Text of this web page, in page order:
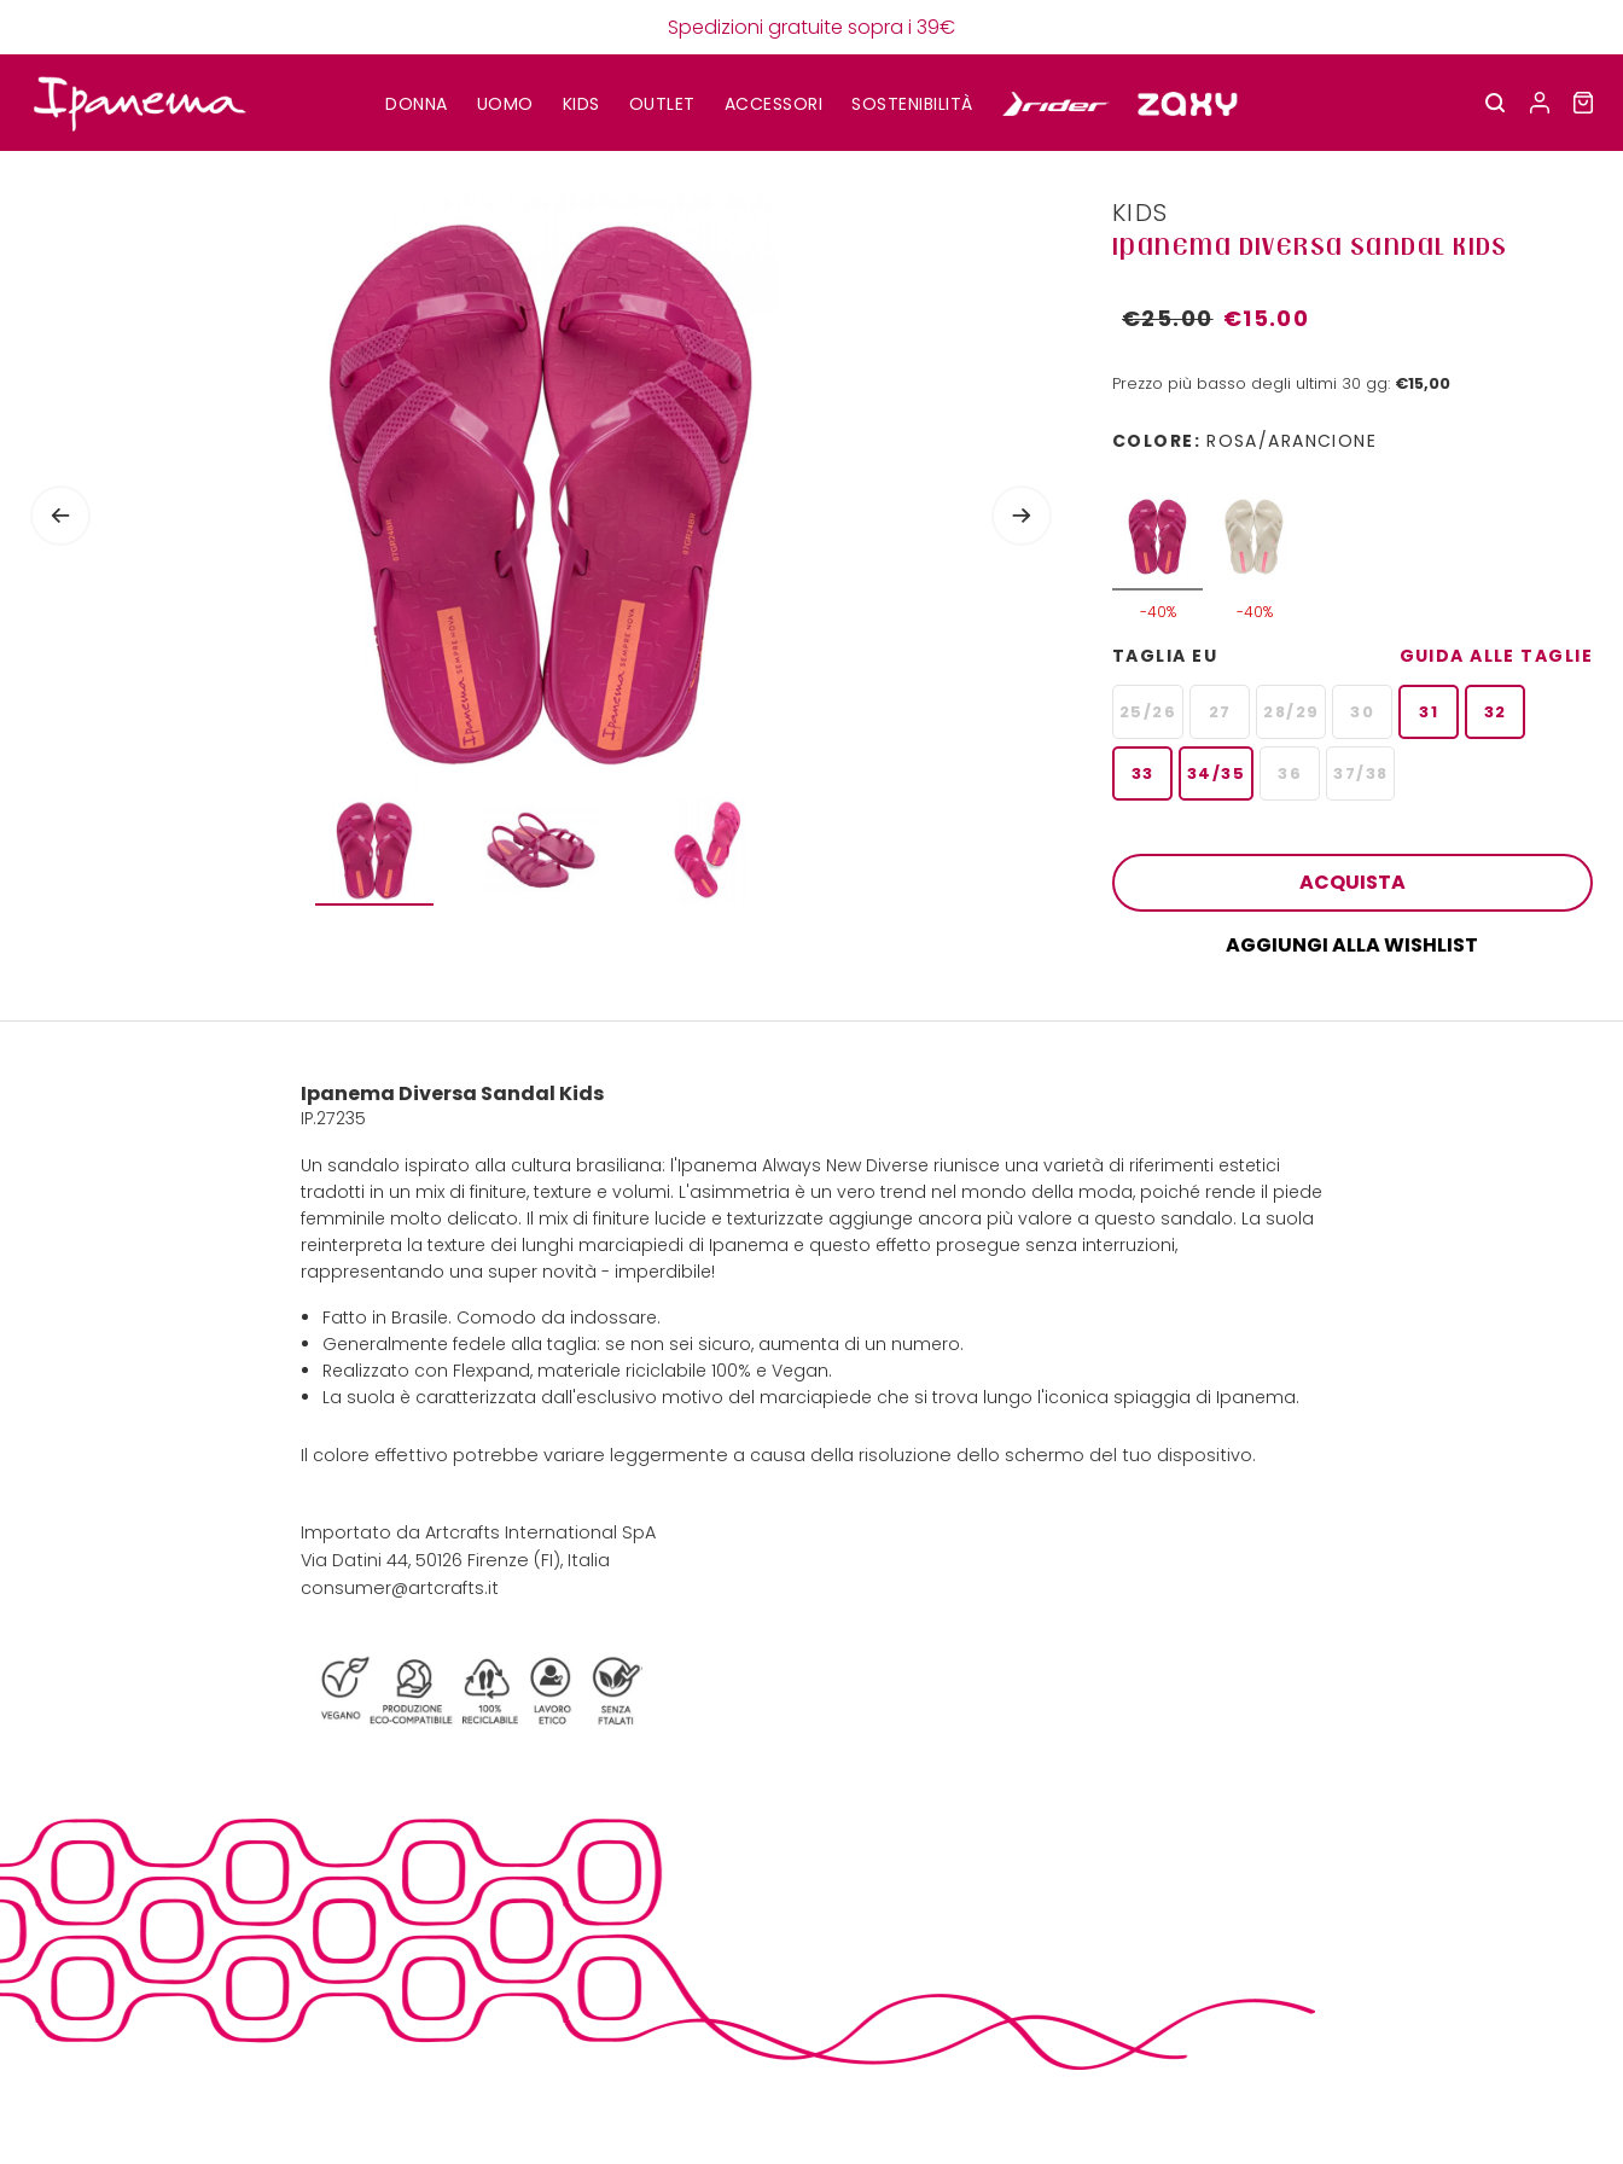
Spedizioni gratuite sopra i 39€
DONNA UOMO KIDS OUTLET ACCESSORI SOSTENIBILITÀ
KIDS
IPANEMA DIVERSA SANDAL KIDS
€25.00 €15.00
Prezzo più basso degli ultimi 30 gg: €15,00
COLORE: ROSA/ARANCIONE
-40% -40%
TAGLIA EU GUIDA ALLE TAGLIE
25/26 27 28/29 30 31 32
33 34/35 36 37/38
ACQUISTA
AGGIUNGI ALLA WISHLIST
Ipanema Diversa Sandal Kids
IP.27235
Un sandalo ispirato alla cultura brasiliana: l'Ipanema Always New Diverse riunisce una varietà di riferimenti estetici
tradotti in un mix di finiture, texture e volumi. L'asimmetria è un vero trend nel mondo della moda, poiché rende il piede
femminile molto delicato. Il mix di finiture lucide e texturizzate aggiunge ancora più valore a questo sandalo. La suola
reinterpreta la texture dei lunghi marciapiedi di Ipanema e questo effetto prosegue senza interruzioni,
rappresentando una super novità - imperdibile!
Fatto in Brasile. Comodo da indossare.
Generalmente fedele alla taglia: se non sei sicuro, aumenta di un numero.
Realizzato con Flexpand, materiale riciclabile 100% e Vegan.
La suola è caratterizzata dall'esclusivo motivo del marciapiede che si trova lungo l'iconica spiaggia di Ipanema.
Il colore effettivo potrebbe variare leggermente a causa della risoluzione dello schermo del tuo dispositivo.
Importato da Artcrafts International SpA
Via Datini 44, 50126 Firenze (FI), Italia
consumer@artcrafts.it